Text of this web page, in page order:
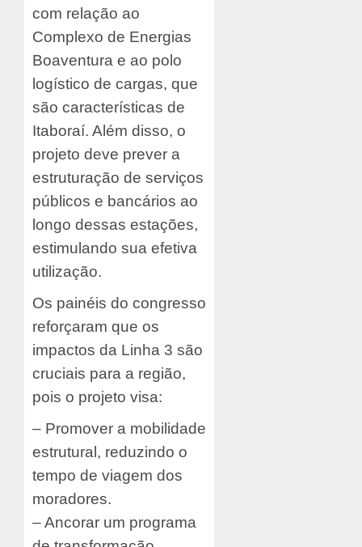
com relação ao
Complexo de Energias
Boaventura e ao polo
logístico de cargas, que
são características de
Itaboraí. Além disso, o
projeto deve prever a
estruturação de serviços
públicos e bancários ao
longo dessas estações,
estimulando sua efetiva
utilização.
Os painéis do congresso
reforçaram que os
impactos da Linha 3 são
cruciais para a região,
pois o projeto visa:
– Promover a mobilidade
estrutural, reduzindo o
tempo de viagem dos
moradores.
– Ancorar um programa